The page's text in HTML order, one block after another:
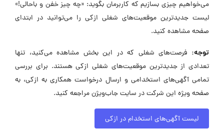
می‌خواهیم چیزی بسازیم که کاربرمان بگوید: «چه چیز خفن و باحالی!»
لیست جدیدترین موقعیت‌های شغلی ازکی را می‌توانید در ابتدای
صفحه مشاهده کنید.
توجه: فرصت‌های شغلی که در این بخش مشاهده می‌کنید، تنها
تعدادی از جدیدترین موقعیت‌های شغلی ازکی هستند. برای بررسی
تمامی آگهی‌های استخدامی و ارسال درخواست همکاری به ازکی، به
صفحه ویژه این شرکت در سایت جاب‌ویژن مراجعه کنید.
لیست آگهی‌های استخدام در ازکی